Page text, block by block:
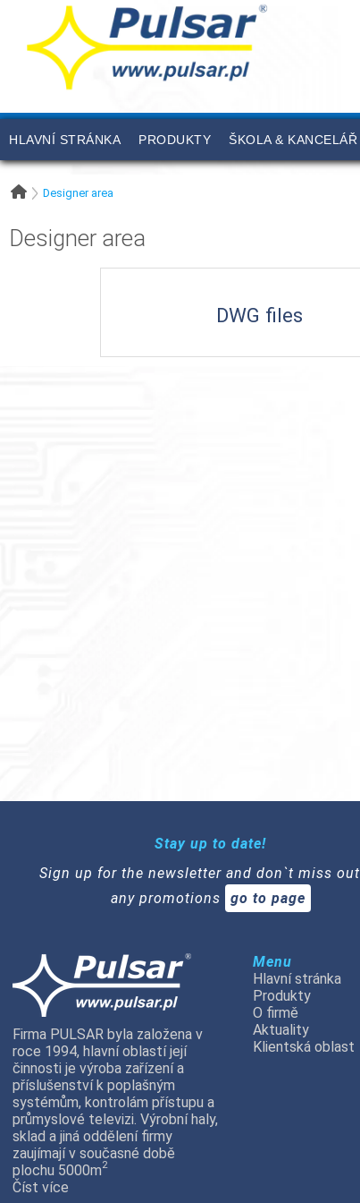
HLAVNÍ STRÁNKA PRODUKTY ŠKOLA & KANCELÁŘ
Designer area
Designer area
DWG files
Stay up to date!
Sign up for the newsletter and don`t miss
any promotions
go to page
Firma PULSAR byla založena v
roce 1994, hlavní oblastí její
činnosti je výroba zařízení a
příslušenství k poplašným
systémům, kontrolám přístupu a
průmyslové televizi. Výrobní haly,
sklad a jiná oddělení firmy
zaujímají v současné době
plochu 5000m2
Číst více
Menu
Hlavní stránka
Produkty
O firmě
Aktuality
Klientská oblast